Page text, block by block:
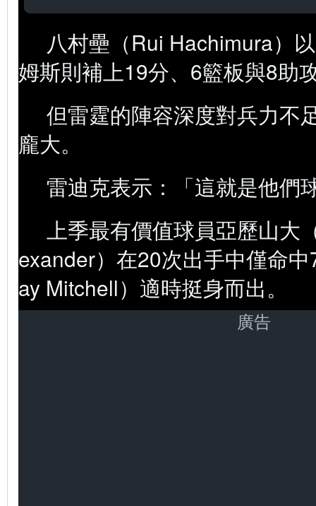
八村壘（Rui Hachimura）
姆斯則補上19分、6籃板與8助
但雷霆的陣容深度對兵力不
龐大。
雷迪克表示：「這就是他們
上季最有價值球員亞歷山大
exander）在20次出手中僅命
ay Mitchell）適時挺身而出。
廣告